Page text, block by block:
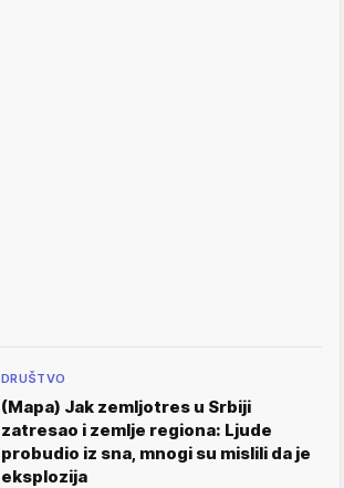
DRUŠTVO
(Mapa) Jak zemljotres u Srbiji
zatresao i zemlje regiona: Ljude
probudio iz sna, mnogi su mislili da je
eksplozija